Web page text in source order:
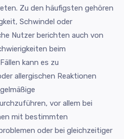
Zu den häufigsten gehören
Schwindel oder
Nutzer berichten auch von
beim
kann es zu
allergischen Reaktionen
vor allem bei
mit bestimmten
oder bei gleichzeitiger